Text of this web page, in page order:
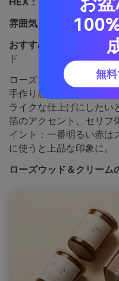
HEX：
#d1002d
雰囲気：
温かみとロマン
おすすめ用途：
アルチ
ド
ローズウッドレッドとク
手作り感や温かなロマン
ライクな仕上げにしたい
箔のアクセント、セリフ
イント：一番明るい赤は
に使うと上品な印象に。
ローズウッド＆クリーム
無